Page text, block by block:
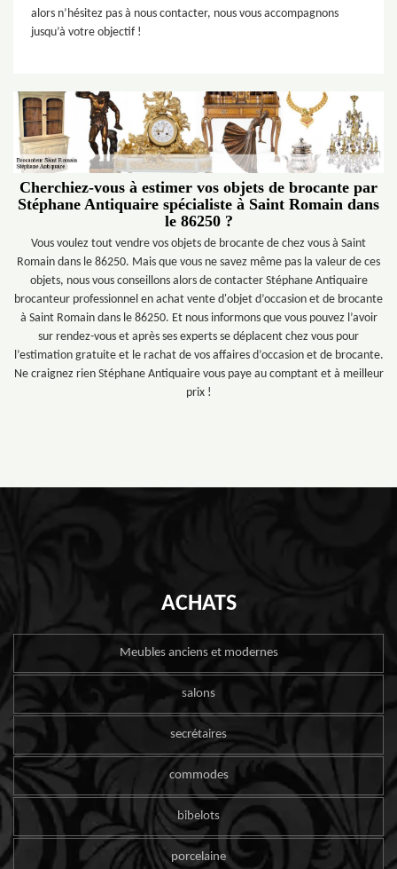
alors n’hésitez pas à nous contacter, nous vous accompagnons
jusqu’à votre objectif !
Cherchiez-vous à estimer vos objets de brocante par
Stéphane Antiquaire spécialiste à Saint Romain dans
le 86250 ?
Vous voulez tout vendre vos objets de brocante de chez vous à Saint
Romain dans le 86250. Mais que vous ne savez même pas la valeur de ces
objets, nous vous conseillons alors de contacter Stéphane Antiquaire
brocanteur professionnel en achat vente d'objet d’occasion et de brocante
à Saint Romain dans le 86250. Et nous informons que vous pouvez l’avoir
sur rendez-vous et après ses experts se déplacent chez vous pour
l’estimation gratuite et le rachat de vos affaires d’occasion et de brocante.
Ne craignez rien Stéphane Antiquaire vous paye au comptant et à meilleur
prix !
ACHATS
Meubles anciens et modernes
salons
secrétaires
commodes
bibelots
porcelaine